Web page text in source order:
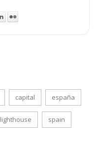
capital españa
lighthouse spain